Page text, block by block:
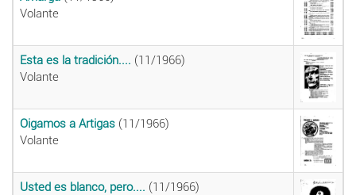
Volante
Esta es la tradición.... (11/1966)
Volante
Oigamos a Artigas (11/1966)
Volante
Usted es blanco, pero.... (11/1966)